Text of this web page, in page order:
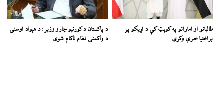
طالبانو او اماراتو په کوېټ کې د اړیکو پر
پراختیا خبرې وکړي
د پاکستان د کورنیو چارو وزیر: د هېواد اوسنی
د واکمنۍ نظام ناکام شوی